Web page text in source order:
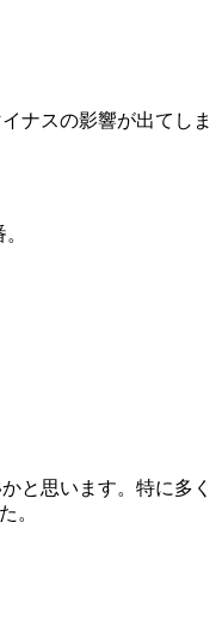
ナスの影響が出てしま
と思います。特に多く
。